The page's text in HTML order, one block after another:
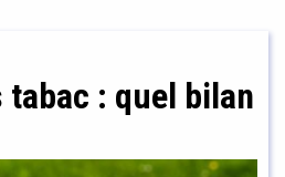
tabac : quel bilan